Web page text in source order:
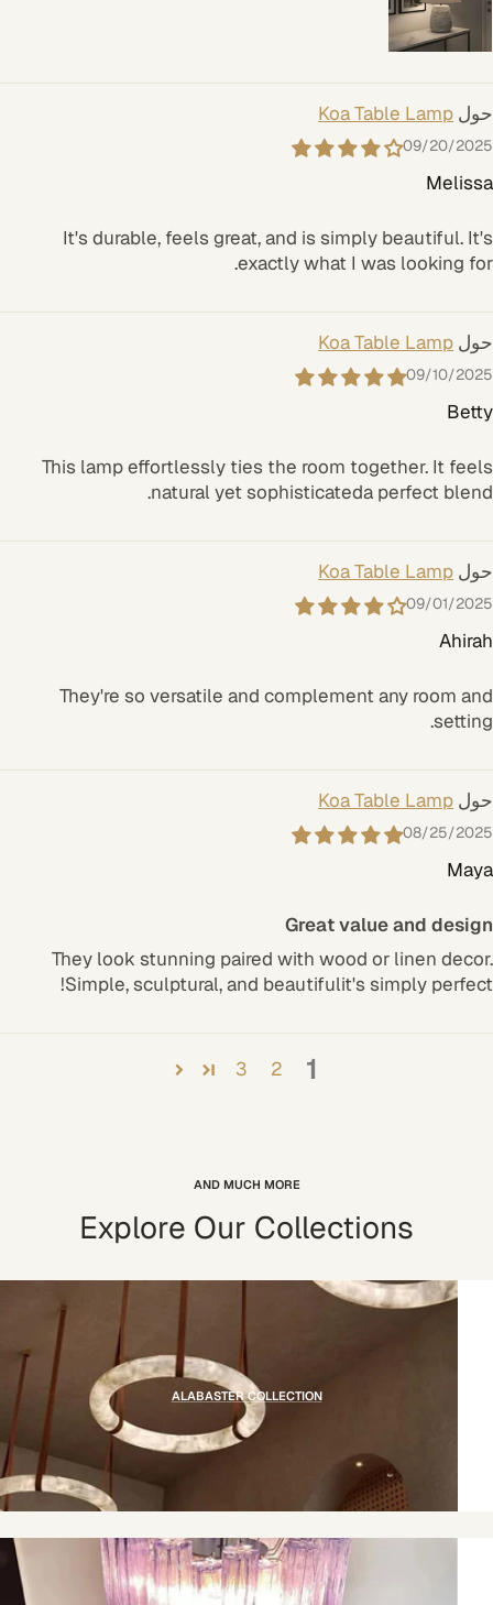
Koa Table Lamp
09/20/2025
Melissa
It's durable, feels great, and is simply beautiful. It's
exactly what I was looking for.
Koa Table Lamp
09/10/2025
Betty
This lamp effortlessly ties the room together. It feels
natural yet sophisticateda perfect blend.
Koa Table Lamp
09/01/2025
Ahirah
They're so versatile and complement any room and
setting.
Koa Table Lamp
08/25/2025
Maya
Great value and design
They look stunning paired with wood or linen decor.
Simple, sculptural, and beautifulit's simply perfect!
1
2
3
AND MUCH MORE
Explore Our Collections
ALABASTER COLLECTION